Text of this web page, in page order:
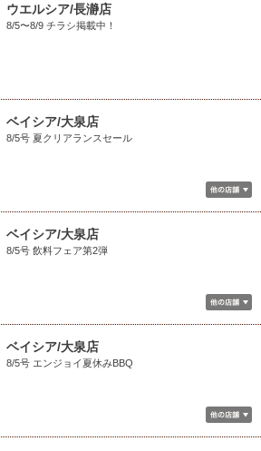
ウエルシア/長瀞店
8/5〜8/9 チラシ掲載中！
ベイシア/大泉店
8/5号 夏クリアランスセール
ベイシア/大泉店
8/5号 飲料フェア第2弾
ベイシア/大泉店
8/5号 エンジョイ夏休みBBQ